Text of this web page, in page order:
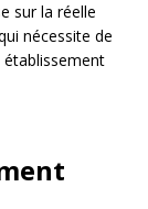
sur la réelle
nécessite de
établissement